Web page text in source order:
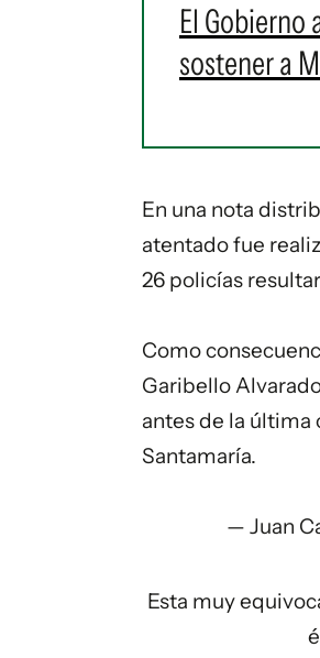
El Gobierno
sostener a
En una nota
atentado fue
26 policías
Como
Garibello
antes de la última
Santamaría.
— Juan
Esta muy